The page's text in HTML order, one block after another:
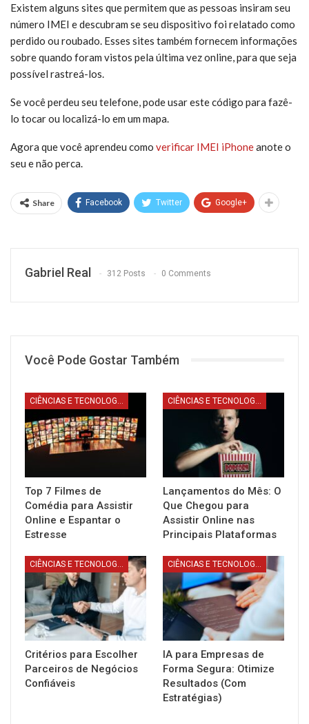
Existem alguns sites que permitem que as pessoas insiram seu
número IMEI e descubram se seu dispositivo foi relatado como
perdido ou roubado. Esses sites também fornecem informações
sobre quando foram vistos pela última vez online, para que seja
possível rastreá-los.
Se você perdeu seu telefone, pode usar este código para fazê-
lo tocar ou localizá-lo em um mapa.
Agora que você aprendeu como verificar IMEI iPhoneanote o
seu e não perca.
Share Facebook Twitter Google+
Gabriel Real 312 Posts 0 Comments
Você Pode Gostar Também
Top 7 Filmes de
Comédia para Assistir
Online e Espantar o
Estresse
Lançamentos do Mês: O
Que Chegou para
Assistir Online nas
Principais Plataformas
CIÊNCIAS E TECNOLOGIA
Critérios para Escolher
Parceiros de Negócios
Confiáveis
CIÊNCIAS E TECNOLOGIA
IA para Empresas de
Forma Segura: Otimize
Resultados (Com
Estratégias)